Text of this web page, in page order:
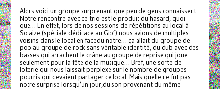
Alors voici un groupe surprenant que peu de gens connaissent.
Notre rencontre avec ce trio est le produit du hasard, quoi
que… En effet, lors de nos sessions de répétitions au local à
Solaize (spéciale dédicace au Gib’) nous avions de multiples
voisins dans le local en facedu notre… ça allait du groupe de
pop au groupe de rock sans véritable identité, du dub avec des
basses qui arrachent le crâne au groupe de reprise qui joue
seulement pour la fête de la musique… Bref, une sorte de
loterie qui nous laissait perplexe sur le nombre de groupes
pourris qui devaient partager ce local. Mais quelle ne fut pas
notre surprise lorsqu’un jour,du son provenant du même